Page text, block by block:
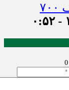
هلاکت چهار شرور مسلح وکشف ۷۰۰